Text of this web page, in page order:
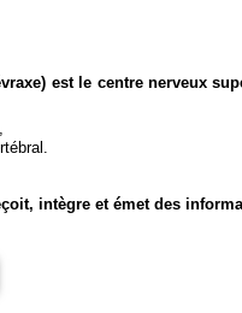
est le centre nerveux
intègre et émet des